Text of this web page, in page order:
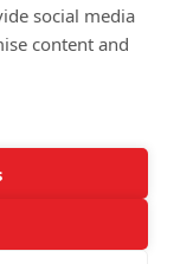
Dataskyddspolicy
social media
content and